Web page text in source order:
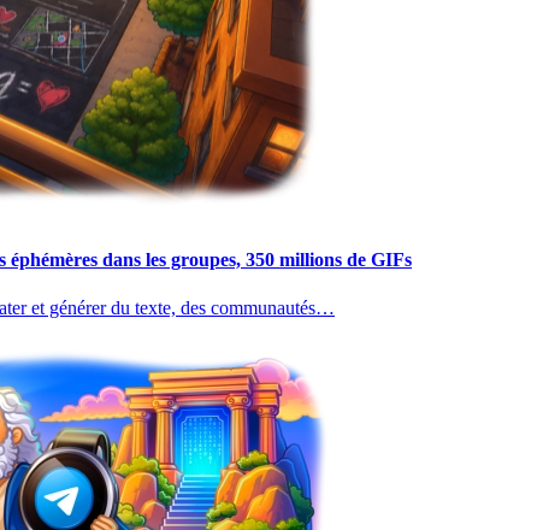
dans les groupes, 350 millions de GIFs
et générer du texte, des communautés…